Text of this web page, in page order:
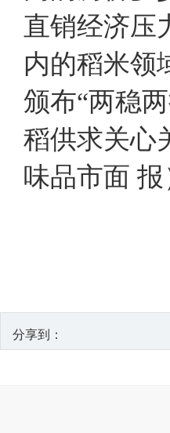
直销经济压
内的稻米领
颁布“两稳
稻供求关
味品市面 报
分享到：